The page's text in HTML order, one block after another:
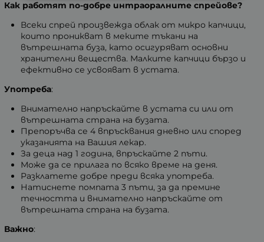
Как работят по-добре интраоралните спрейове?
Всеки спрей произвежда облак от микро капчици,
които проникват в меките тъкани на
вътрешната буза, като осигуряват основни
хранителни вещества. Малките капчици бързо и
ефективно се усвояват в устата.
Употреба:
Внимателно напръскайте в устата си или от
вътрешната страна на бузата.
Препоръчва се 4 впръсквания дневно или според
указанията на Вашия лекар.
За деца над 1 година, впръскайте 2 пъти.
Може да се прилага по всяко време на деня.
Разклатете добре преди всяка употреба.
Натиснете помпата 3 пъти, за да премине
течността и внимателно напръскайте от
вътрешната страна на бузата.
Важно: